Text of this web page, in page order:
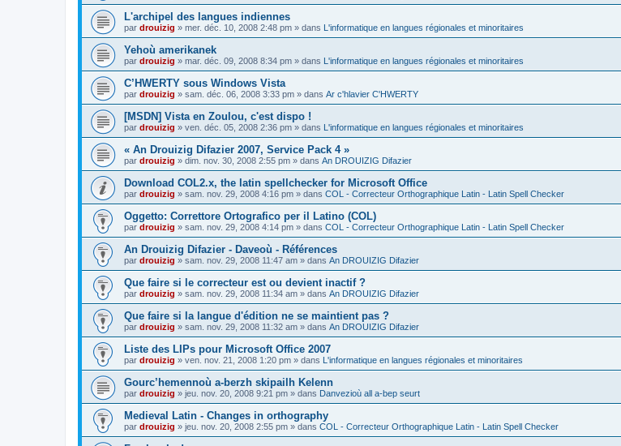
L'archipel des langues indiennes
par drouizig » mer. déc. 10, 2008 2:48 pm » dans L'informatique en langues régionales et minoritaires
Yehoù amerikanek
par drouizig » mar. déc. 09, 2008 8:34 pm » dans L'informatique en langues régionales et minoritaires
C’HWERTY sous Windows Vista
par drouizig » sam. déc. 06, 2008 3:33 pm » dans Ar c'hlavier C'HWERTY
[MSDN] Vista en Zoulou, c'est dispo !
par drouizig » ven. déc. 05, 2008 2:36 pm » dans L'informatique en langues régionales et minoritaires
« An Drouizig Difazier 2007, Service Pack 4 »
par drouizig » dim. nov. 30, 2008 2:55 pm » dans An DROUIZIG Difazier
Download COL2.x, the latin spellchecker for Microsoft Office
par drouizig » sam. nov. 29, 2008 4:16 pm » dans COL - Correcteur Orthographique Latin - Latin Spell Checker
Oggetto: Correttore Ortografico per il Latino (COL)
par drouizig » sam. nov. 29, 2008 4:14 pm » dans COL - Correcteur Orthographique Latin - Latin Spell Checker
An Drouizig Difazier - Daveoù - Références
par drouizig » sam. nov. 29, 2008 11:47 am » dans An DROUIZIG Difazier
Que faire si le correcteur est ou devient inactif ?
par drouizig » sam. nov. 29, 2008 11:34 am » dans An DROUIZIG Difazier
Que faire si la langue d'édition ne se maintient pas ?
par drouizig » sam. nov. 29, 2008 11:32 am » dans An DROUIZIG Difazier
Liste des LIPs pour Microsoft Office 2007
par drouizig » ven. nov. 21, 2008 1:20 pm » dans L'informatique en langues régionales et minoritaires
Gourc’hemennoù a-berzh skipailh Kelenn
par drouizig » jeu. nov. 20, 2008 9:21 pm » dans Danvezioù all a-bep seurt
Medieval Latin - Changes in orthography
par drouizig » jeu. nov. 20, 2008 2:55 pm » dans COL - Correcteur Orthographique Latin - Latin Spell Checker